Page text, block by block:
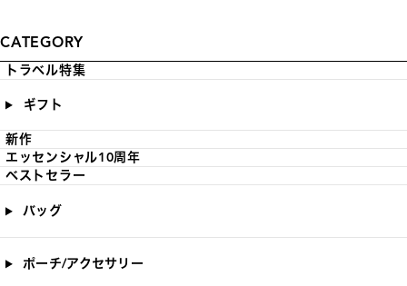
CATEGORY
トラベル特集
ギフト
新作
エッセンシャル10周年
ベストセラー
バッグ
ポーチ/アクセサリー